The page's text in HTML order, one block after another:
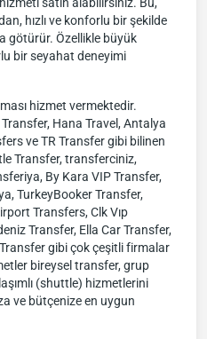
hızlı ve konforlu bir şekilde
götürür. Özellikle büyük
bir seyahat deneyimi
hizmet vermektedir.
Hana Travel, Antalya
ve TR Transfer gibi bilinen
Transfer, transferciniz,
By Kara VIP Transfer,
TurkeyBooker Transfer,
Transfers, Clk Vıp
Transfer, Ella Car Transfer,
gibi çok çeşitli firmalar
bireysel transfer, grup
(shuttle) hizmetlerini
ve bütçenize en uygun